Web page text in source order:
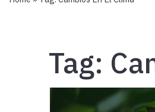
Tag: